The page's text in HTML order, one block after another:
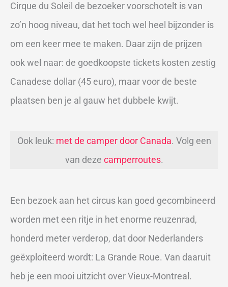
Cirque du Soleil de bezoeker voorschotelt is van
zo’n hoog niveau, dat het toch wel heel bijzonder is
om een keer mee te maken. Daar zijn de prijzen
ook wel naar: de goedkoopste tickets kosten zestig
Canadese dollar (45 euro), maar voor de beste
plaatsen ben je al gauw het dubbele kwijt.
Ook leuk: met de camper door Canada. Volg een
van deze camperroutes.
Een bezoek aan het circus kan goed gecombineerd
worden met een ritje in het enorme reuzenrad,
honderd meter verderop, dat door Nederlanders
geëxploiteerd wordt: La Grande Roue. Van daaruit
heb je een mooi uitzicht over Vieux-Montreal.